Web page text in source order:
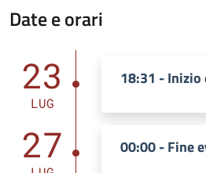
Date e orari
23
LUG
18:31 - Inizio
27 00:00 - Fine